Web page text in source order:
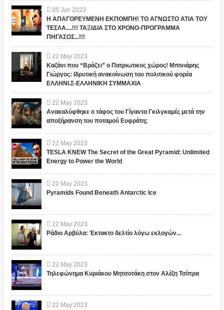
05 Jun 2023
Η ΑΠΑΓΟΡΕΥΜΕΝΗ ΕΚΠΟΜΠΗ! ΤΟ ΑΓΝΩΣΤΟ ΑΤΙΑ ΤΟΥ
ΤΕΣΛΑ....!!! ΤΑΞΙΔΙΑ ΣΤΟ ΧΡΟΝΟ-ΠΡΟΓΡΑΜΜΑ
ΠΗΓΑΣΟΣ...!!!
22 May 2023
Καζάνι που “Βράζει” ο Πατριωτικος χώρος! Μπινιάρης
Γιώργος: Ιδρυτική ανακοίνωση του πολιτικού φορέα
ΕΛΛΗΝΙ.Σ-ΕΛΛΗΝΙΚΗ ΣΥΜΜΑΧΙΑ
22 May 2023
Ανακαλύφθηκε ο τάφος του Γίγαντα Γκιλγκαμές μετά την
αποξήρανση του ποταμού Ευφράτη;
22 May 2023
TESLA KNEW The Secret of the Great Pyramid: Unlimited
Energy to Power the World
22 May 2023
Pyramids Found Beneath Antarctic Ice
22 May 2023
Ράδιο Αρβύλα: Έκτακτο δελτίο λόγω εκλογών...
22 May 2023
Τηλεφώνημα Κυριάκου Μητσοτάκη στον Αλέξη Τσίπρα
22 May 2023